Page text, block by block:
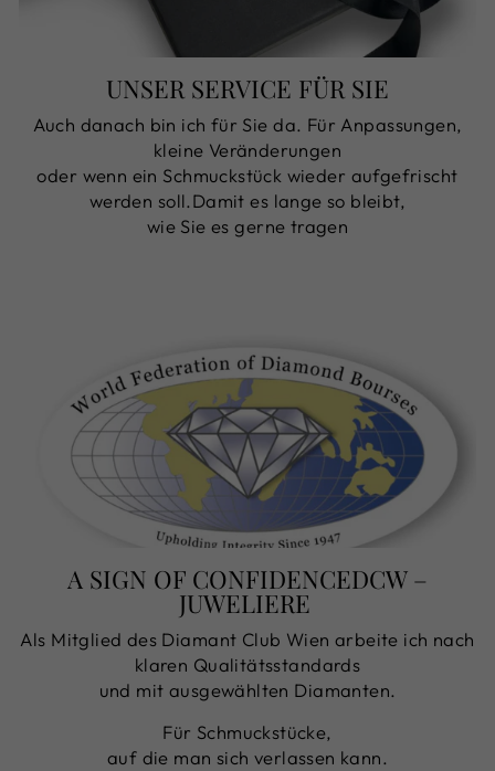
UNSER SERVICE FÜR SIE
Auch danach bin ich für Sie da. Für Anpassungen,
kleine Veränderungen
oder wenn ein Schmuckstück wieder aufgefrischt
werden soll.Damit es lange so bleibt,
wie Sie es gerne tragen
A SIGN OF CONFIDENCEDCW –
JUWELIERE
Als Mitglied des Diamant Club Wien arbeite ich nach
klaren Qualitätsstandards
und mit ausgewählten Diamanten.
Für Schmuckstücke,
auf die man sich verlassen kann.